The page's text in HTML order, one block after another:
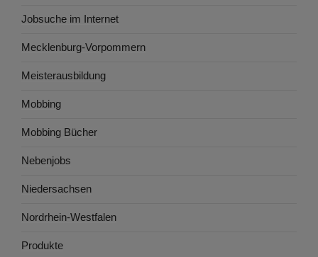
Jobsuche im Internet
Mecklenburg-Vorpommern
Meisterausbildung
Mobbing
Mobbing Bücher
Nebenjobs
Niedersachsen
Nordrhein-Westfalen
Produkte